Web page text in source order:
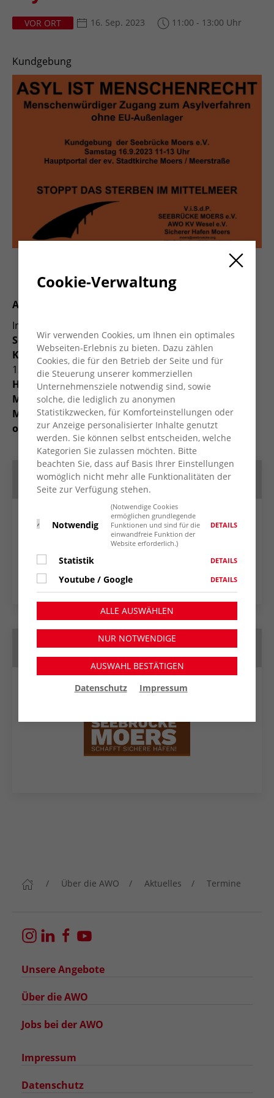
VOR ORT 16. Sep. 2023 11:00 - 13:00 Uhr
Kundgebung
Asyl ist Menschenrecht
In Kooperation mit der AWO KV Wesel e.V. ruft die
Seebrücke Moers e.V.zur Teilnahme an der
Kundgebungam Samstag den 16.09. auf. Von 11 bis
13 Uhr informiert die Seebrücke vor dem
Hauptportal der evangelischen Stadtkirche in
Moers an der Meerstraßeüber das Thema eines
Menschenwürdigen Zugangs zum Asylverfahren
ohne EU-Außenlager.
Termin speichern
Google Kalender
Apple Kalender
Outlook Web
Partner
Über die AWO Aktuelles Termine
Unsere Angebote
Über die AWO
Jobs bei der AWO
Impressum
Datenschutz
Cookie-Verwaltung
Wir verwenden Cookies, um Ihnen ein optimales
Webseiten-Erlebnis zu bieten. Dazu zählen
Cookies, die für den Betrieb der Seite und für
die Steuerung unserer kommerziellen
Unternehmensziele notwendig sind, sowie
solche, die lediglich zu anonymen
Statistikzwecken, für Komforteinstellungen oder
zur Anzeige personalisierter Inhalte genutzt
werden. Sie können selbst entscheiden, welche
Kategorien Sie zulassen möchten. Bitte
beachten Sie, dass auf Basis Ihrer Einstellungen
womöglich nicht mehr alle Funktionalitäten der
Seite zur Verfügung stehen.
Notwendig
(Notwendige Cookies
ermöglichen grundlegende
Funktionen und sind für die
einwandfreie Funktion der
Website erforderlich.)
DETAILS
Statistik DETAILS
Youtube / Google DETAILS
ALLE AUSWÄHLEN
NUR NOTWENDIGE
AUSWAHL BESTÄTIGEN
Datenschutz
Impressum